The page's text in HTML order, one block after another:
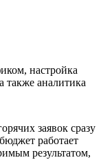
настройка
также аналитика
заявок сразу
работает
результатом,